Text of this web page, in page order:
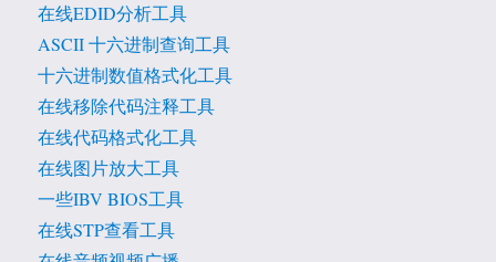
在线EDID分析工具
ASCII 十六进制查询工具
十六进制数值格式化工具
在线移除代码注释工具
在线代码格式化工具
在线图片放大工具
一些IBV BIOS工具
在线STP查看工具